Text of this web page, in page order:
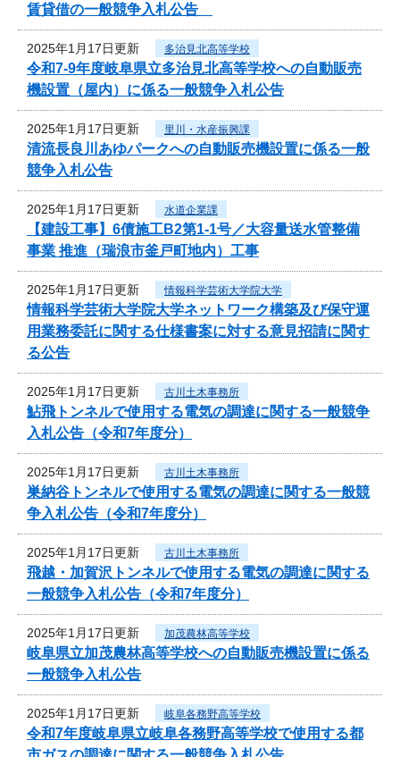
賃貸借の一般競争入札公告
2025年1月17日更新 多治見北高等学校
令和7‐9年度岐阜県立多治見北高等学校への自動販売
機設置（屋内）に係る一般競争入札公告
2025年1月17日更新 里川・水産振興課
清流長良川あゆパークへの自動販売機設置に係る一般
競争入札公告
2025年1月17日更新 水道企業課
【建設工事】6債施工B2第1-1号／大容量送水管整備
事業 推進（瑞浪市釜戸町地内）工事
2025年1月17日更新 情報科学芸術大学院大学
情報科学芸術大学院大学ネットワーク構築及び保守運
用業務委託に関する仕様書案に対する意見招請に関す
る公告
2025年1月17日更新 古川土木事務所
鮎飛トンネルで使用する電気の調達に関する一般競争
入札公告（令和7年度分）
2025年1月17日更新 古川土木事務所
巣納谷トンネルで使用する電気の調達に関する一般競
争入札公告（令和7年度分）
2025年1月17日更新 古川土木事務所
飛越・加賀沢トンネルで使用する電気の調達に関する
一般競争入札公告（令和7年度分）
2025年1月17日更新 加茂農林高等学校
岐阜県立加茂農林高等学校への自動販売機設置に係る
一般競争入札公告
2025年1月17日更新 岐阜各務野高等学校
令和7年度岐阜県立岐阜各務野高等学校で使用する都